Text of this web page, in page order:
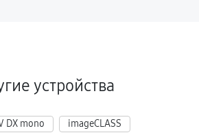
устройства
DX mono imageCLASS